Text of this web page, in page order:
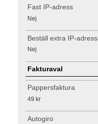
Fast IP-adress
Nej
Beställ extra IP-adress
Nej
Fakturaval
Pappersfaktura
49 kr
Autogiro